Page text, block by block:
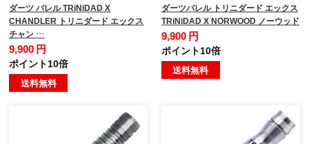
ダーツ バレル TRiNiDAD X
CHANDLER トリニダード エックス
チャン …
9,900 円
ポイント10倍
送料無料
ダーツバレル トリニダード エックス
TRiNiDAD X NORWOOD ノーウッド
9,900 円
ポイント10倍
送料無料